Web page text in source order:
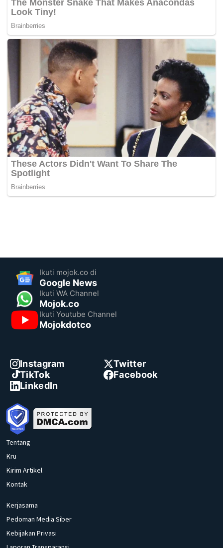
Ikuti mojok.co di
Google News
Ikuti WA Channel
Mojok.co
Ikuti Youtube Channel
Mojokdotco
Instagram
Twitter
TikTok
Facebook
LinkedIn
Tentang
Kru
Kirim Artikel
Kontak
Kerjasama
Pedoman Media Siber
Kebijakan Privasi